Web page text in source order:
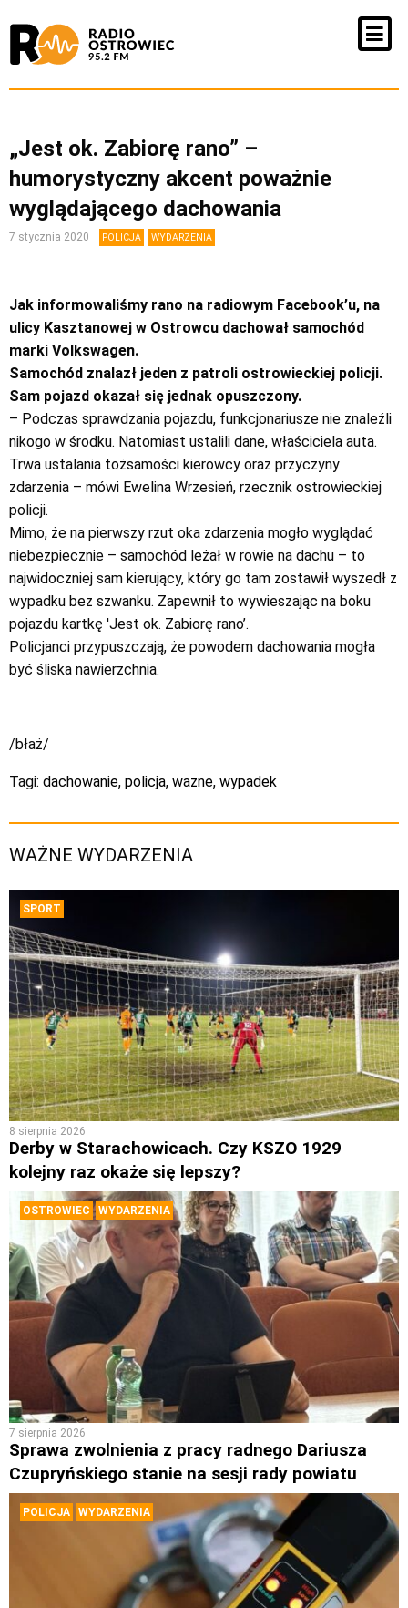
„Jest ok. Zabiorę rano” –
humorystyczny akcent poważnie
wyglądającego dachowania
7 stycznia 2020 POLICJA WYDARZENIA
Jak informowaliśmy rano na radiowym Facebook’u, na
ulicy Kasztanowej w Ostrowcu dachował samochód
marki Volkswagen.
Samochód znalazł jeden z patroli ostrowieckiej policji.
Sam pojazd okazał się jednak opuszczony.
– Podczas sprawdzania pojazdu, funkcjonariusze nie znaleźli
nikogo w środku. Natomiast ustalili dane, właściciela auta.
Trwa ustalania tożsamości kierowcy oraz przyczyny
zdarzenia – mówi Ewelina Wrzesień, rzecznik ostrowieckiej
policji.
Mimo, że na pierwszy rzut oka zdarzenia mogło wyglądać
niebezpiecznie – samochód leżał w rowie na dachu – to
najwidoczniej sam kierujący, który go tam zostawił wyszedł z
wypadku bez szwanku. Zapewnił to wywieszając na boku
pojazdu kartkę 'Jest ok. Zabiorę rano’.
Policjanci przypuszczają, że powodem dachowania mogła
być śliska nawierzchnia.
/błaż/
Tagi: dachowanie, policja, wazne, wypadek
WAŻNE WYDARZENIA
SPORT
8 sierpnia 2026
Derby w Starachowicach. Czy KSZO 1929
kolejny raz okaże się lepszy?
OSTROWIEC WYDARZENIA
7 sierpnia 2026
Sprawa zwolnienia z pracy radnego Dariusza
Czupryńskiego stanie na sesji rady powiatu
POLICJA WYDARZENIA